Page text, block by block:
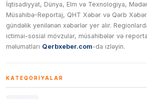
İqtisadiyyat, Dünya, Elm və Texnologiya,
Müsahibə-Reportaj, QHT Xəbər və Qərb
gündəlik yenilənən xəbərlər yer alır.
ictimai-sosial mövzular, müsahibələr və
məlumatları Qerbxeber.com-da izləyin.
KATEQORIYALAR